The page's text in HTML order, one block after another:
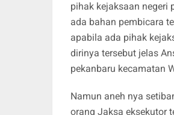
pihak kejaksaan negeri
ada bahan pembicara
apabila ada pihak
dirinya tersebut jelas
pekanbaru kecamatan
Namun aneh nya
orang Jaksa eksekutor